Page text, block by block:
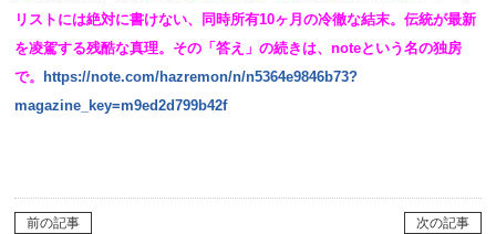
リストには絶対に書けない、同時所有10ヶ月の冷徹な結末。伝統が最新
を凌駕する残酷な真理。その「答え」の続きは、noteという名の独房
で。 https://note.com/hazremon/n/n5364e9846b73?
magazine_key=m9ed2d799b42f
前の記事 次の記事